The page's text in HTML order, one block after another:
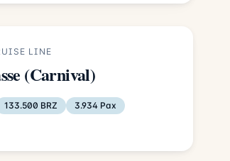
LINE
(Carnival)
133.500 BRZ
3.934 Pax